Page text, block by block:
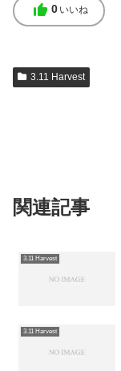
thumb_up 0 いいね
3.11 Harvest
関連記事
3.11 Harvest
3.11 Harvest